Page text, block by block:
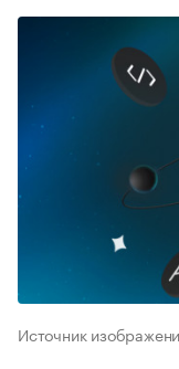
Источник